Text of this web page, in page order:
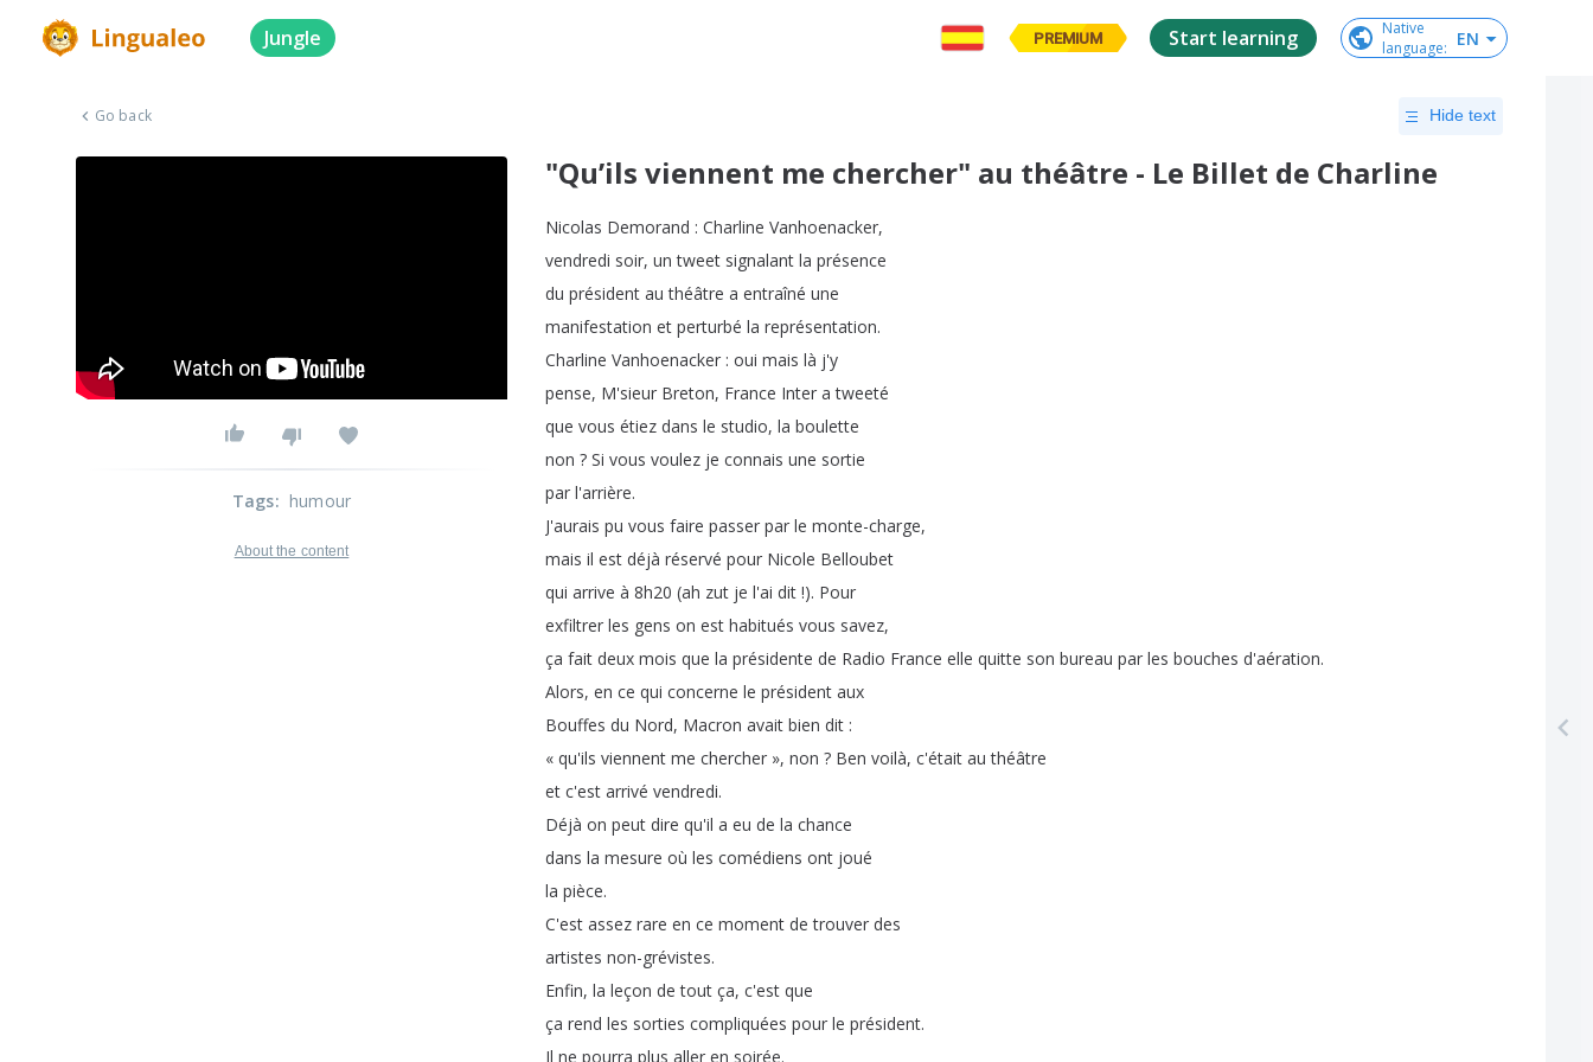
Jungle PREMIUM Start learning
Native
language: EN
Go back Hide text
"Qu’ils viennent me chercher" au théâtre - Le Billet de Charline
Nicolas Demorand : Charline Vanhoenacker,
vendredi soir, un tweet signalant la présence
du président au théâtre a entraîné une
manifestation et perturbé la représentation.
Charline Vanhoenacker : oui mais là j'y
pense, M'sieur Breton, France Inter a tweeté
que vous étiez dans le studio, la boulette
non ? Si vous voulez je connais une sortie
par l'arrière.
J'aurais pu vous faire passer par le monte-charge,
mais il est déjà réservé pour Nicole Belloubet
qui arrive à 8h20 (ah zut je l'ai dit !). Pour
exfiltrer les gens on est habitués vous savez,
ça fait deux mois que la présidente de Radio France elle quitte son bureau par les bouches d'aération.
Alors, en ce qui concerne le président aux
Bouffes du Nord, Macron avait bien dit :
« qu'ils viennent me chercher », non ? Ben voilà, c'était au théâtre
et c'est arrivé vendredi.
Déjà on peut dire qu'il a eu de la chance
dans la mesure où les comédiens ont joué
la pièce.
C'est assez rare en ce moment de trouver des
artistes non-grévistes.
Enfin, la leçon de tout ça, c'est que
ça rend les sorties compliquées pour le président.
Il ne pourra plus aller en soirée.
Tags: humour
About the content